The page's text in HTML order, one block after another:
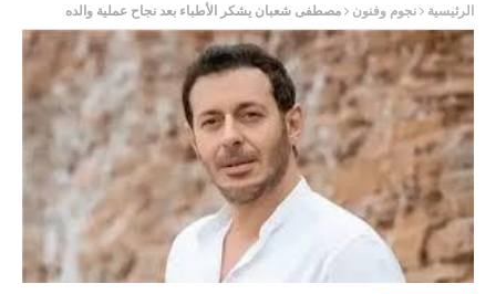
الرئيسية نجوم وفنون مصطفى شعبان يشكر الأطباء بعد نجاح عملية والده